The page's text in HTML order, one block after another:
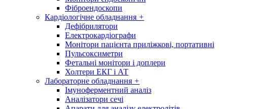
Фіброендоскопи
Кардіологічне обладнання +
Дефібрилятори
Електрокардіографи
Монітори пацієнта приліжкові, портативні
Пульсоксиметри
Фетальні монітори і доплери
Холтери ЕКГ і АТ
Лабораторне обладнання +
Імуноферментний аналіз
Аналізатори сечі